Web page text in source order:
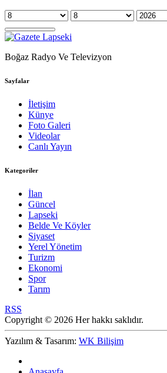
Boğaz Radyo Ve Televizyon
Sayfalar
İletişim
Künye
Foto Galeri
Videolar
Canlı Yayın
Kategoriler
İlan
Güncel
Lapseki
Belde Ve Köyler
Siyaset
Yerel Yönetim
Turizm
Ekonomi
Spor
Tarım
RSS
Copyright © 2026 Her hakkı saklıdır.
Yazılım & Tasarım: WK Bilişim